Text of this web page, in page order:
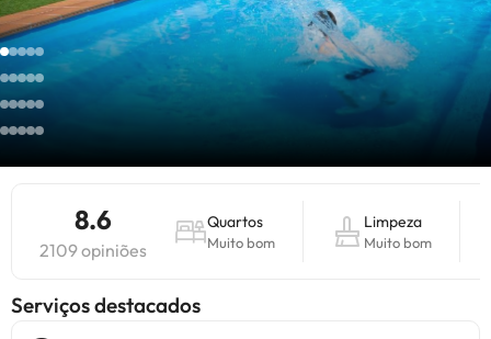
8.6
2109 opiniões
Quartos
Muito bom
Limpeza
Muito bom
Serviços destacados